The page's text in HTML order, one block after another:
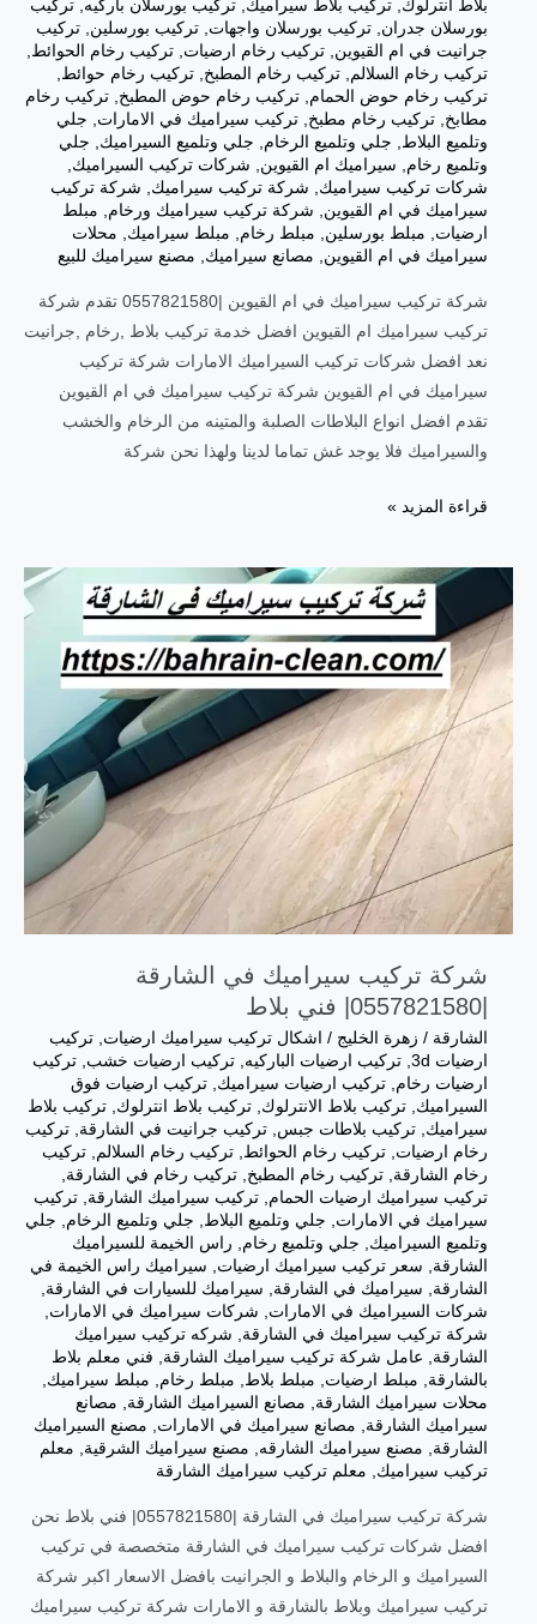
بلاط انترلوك تركيب بلاط سيراميك تركيب بورسلان باركيه تركيب
بورسلان جدران تركيب بورسلان واجهات تركيب بورسلين تركيب
جرانيت في ام القيوين تركيب رخام ارضيات تركيب رخام الحوائط
تركيب رخام السلالم
تركيب رخام المطبخ تركيب رخام حوائط
تركيب رخام حوض الحمام تركيب رخام حوض المطبخ تركيب رخام
مطابخ تركيب رخام مطبخ تركيب سيراميك في الامارات
جلي
وتلميع البلاط
جلي وتلميع الرخام جلي وتلميع السيراميك
جلي
وتلميع رخام
سيراميك ام القيوين شركات تركيب السيراميك
شركات تركيب سيراميك
شركة تركيب سيراميك
شركة تركيب
سيراميك في ام القيوين
شركة تركيب سيراميك ورخام
مبلط
ارضيات
مبلط بورسلين مبلط رخام مبلط سيراميك
محلات
سيراميك في ام القيوين
مصانع سيراميك مصنع سيراميك للبيع
شركة تركيب سيراميك في ام القيوين |0557821580 تقدم شركة
تركيب سيراميك ام القيوين افضل خدمة تركيب بلاط ,رخام ,جرانيت
نعد افضل شركات تركيب السيراميك الامارات شركة تركيب
سيراميك في ام القيوين شركة تركيب سيراميك في ام القيوين
تقدم افضل انواع البلاطات الصلبة والمتينه من الرخام والخشب
والسيراميك فلا يوجد غش تماما لدينا ولهذا نحن شركة
شركة
سيراميك
ام
القيوين
قراءة المزيد »
شركة تركيب سيراميك في الشارقة
|0557821580| فني بلاط
الشارقة / زهرة الخليج / اشكال تركيب سيراميك ارضيات تركيب
ارضيات 3d
, تركيب ارضيات الباركيه تركيب ارضيات خشب تركيب
ارضيات رخام تركيب ارضيات سيراميك تركيب ارضيات فوق
السيراميك تركيب بلاط الانترلوك تركيب بلاط انترلوك تركيب بلاط
سيراميك تركيب بلاطات جبس تركيب جرانيت في الشارقة تركيب
رخام ارضيات تركيب رخام الحوائط تركيب رخام السلالم
تركيب
رخام الشارقة تركيب رخام المطبخ تركيب رخام في الشارقة
تركيب سيراميك ارضيات الحمام تركيب سيراميك الشارقة تركيب
سيراميك في الامارات
جلي وتلميع البلاط جلي وتلميع الرخام
جلي
وتلميع السيراميك
جلي وتلميع رخام
راس الخيمة للسيراميك
الشارقة
سعر تركيب سيراميك ارضيات
سيراميك راس الخيمة في
الشارقة
سيراميك في الشارقة سيراميك للسيارات في الشارقة
شركات السيراميك في الامارات
شركات سيراميك في الامارات
شركة تركيب سيراميك في الشارقة
شركه تركيب سيراميك
الشارقة
عامل شركة تركيب سيراميك الشارقة
فني معلم بلاط
بالشارقة
مبلط ارضيات مبلط بلاط مبلط رخام مبلط سيراميك
محلات سيراميك الشارقة
مصانع السيراميك الشارقة
مصانع
سيراميك الشارقة
مصانع سيراميك في الامارات
مصنع السيراميك
الشارقة
مصنع سيراميك الشارقه مصنع سيراميك الشرقية
معلم
تركيب سيراميك
معلم تركيب سيراميك الشارقة
شركة تركيب سيراميك في الشارقة |0557821580| فني بلاط نحن
افضل شركات تركيب سيراميك في الشارقة متخصصة في تركيب
السيراميك و الرخام والبلاط و الجرانيت بافضل الاسعار اكبر شركة
تركيب سيراميك وبلاط بالشارقة و الامارات شركة تركيب سيراميك